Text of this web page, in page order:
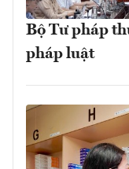
Bộ Tư pháp
pháp luật